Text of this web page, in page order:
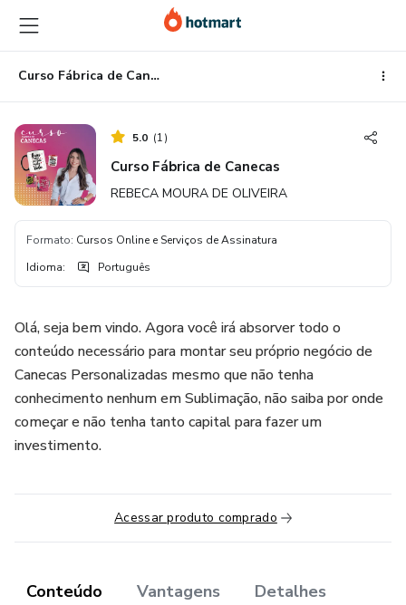
para
o
conteúdo
principal
para
o
pagamento
para
o
rodapé
Curso Fábrica de Canecas
5.0 (1)
Curso Fábrica de Canecas
REBECA MOURA DE OLIVEIRA
Formato: Cursos Online e Serviços de Assinatura
Idioma: Português
Olá, seja bem vindo. Agora você irá absorver todo o
conteúdo necessário para montar seu próprio negócio de
Canecas Personalizadas mesmo que não tenha
conhecimento nenhum em Sublimação, não saiba por onde
começar e não tenha tanto capital para fazer um
investimento.
Acessar produto comprado
Conteúdo Vantagens Detalhes